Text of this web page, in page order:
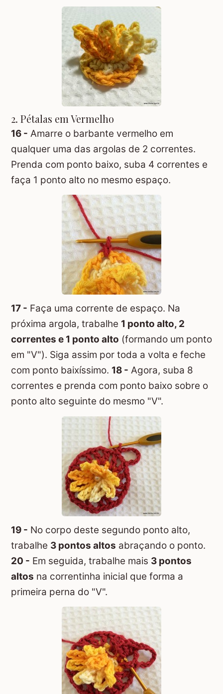
2. Pétalas em Vermelho
16 - Amarre o barbante vermelho em
qualquer uma das argolas de 2 correntes.
Prenda com ponto baixo, suba 4 correntes e
faça 1 ponto alto no mesmo espaço.
17 - Faça uma corrente de espaço. Na
próxima argola, trabalhe 1 ponto alto, 2
correntes e 1 ponto alto (formando um ponto
em "V"). Siga assim por toda a volta e feche
com ponto baixíssimo. 18 - Agora, suba 8
correntes e prenda com ponto baixo sobre o
ponto alto seguinte do mesmo "V".
19 - No corpo deste segundo ponto alto,
trabalhe 3 pontos altos abraçando o ponto.
20 - Em seguida, trabalhe mais 3 pontos
altos na correntinha inicial que forma a
primeira perna do "V".